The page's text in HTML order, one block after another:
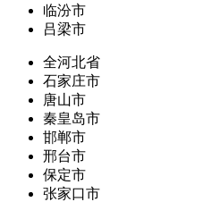
临汾市
吕梁市
全河北省
石家庄市
唐山市
秦皇岛市
邯郸市
邢台市
保定市
张家口市